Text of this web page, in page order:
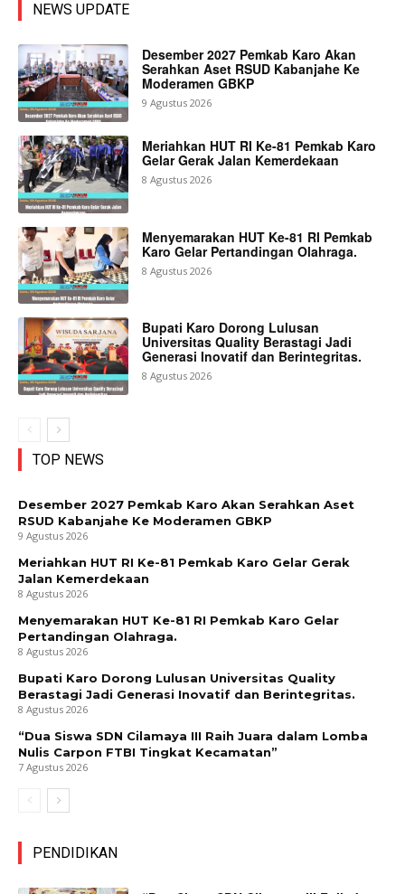
NEWS UPDATE
Desember 2027 Pemkab Karo Akan
Serahkan Aset RSUD Kabanjahe Ke
Moderamen GBKP
9 Agustus 2026
Meriahkan HUT RI Ke-81 Pemkab Karo
Gelar Gerak Jalan Kemerdekaan
8 Agustus 2026
Menyemarakan HUT Ke-81 RI Pemkab
Karo Gelar Pertandingan Olahraga.
8 Agustus 2026
Bupati Karo Dorong Lulusan
Universitas Quality Berastagi Jadi
Generasi Inovatif dan Berintegritas.
8 Agustus 2026
TOP NEWS
Desember 2027 Pemkab Karo Akan Serahkan Aset
RSUD Kabanjahe Ke Moderamen GBKP
9 Agustus 2026
Meriahkan HUT RI Ke-81 Pemkab Karo Gelar Gerak
Jalan Kemerdekaan
8 Agustus 2026
Menyemarakan HUT Ke-81 RI Pemkab Karo Gelar
Pertandingan Olahraga.
8 Agustus 2026
Bupati Karo Dorong Lulusan Universitas Quality
Berastagi Jadi Generasi Inovatif dan Berintegritas.
8 Agustus 2026
“Dua Siswa SDN Cilamaya III Raih Juara dalam Lomba
Nulis Carpon FTBI Tingkat Kecamatan”
7 Agustus 2026
PENDIDIKAN